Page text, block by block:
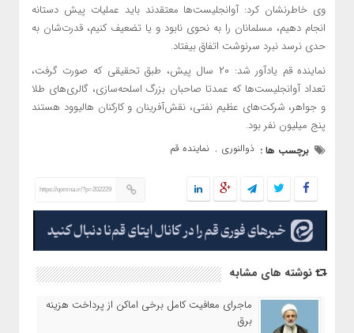
وی خاطرنشان کرد: آوانجلیست‌ها معتقدند باید عملیات پیش دستانه
انجام دهیم، مسلمانان را به نحوی نابود و یا تضعیف کنیم، قدرت‌شان به
حدی نرسد نبرد سرنوشت اتفاق بیفتاد.
نماینده قم یادآور شد: ۲۰ سال پیش، طبق تحقیقی که صورت گرفت،
تعداد آوانجلیست‌ها که عمدتا صاحبان بزرگ اسلحه‌سازی، گالری‌های طلا
و جواهر، شرکت‌های عظیم نفتی، نقش‌آفرینان و کارکنان هالیوود هستند
پنج میلیون نفر بود.
برچسب ها : ذوالنوری , نماینده قم
https://qomna.ir/?p=202229
نوشته های مشابه
ماجرای معافیت کامل برخی اماکن از پرداخت هزینه
برق